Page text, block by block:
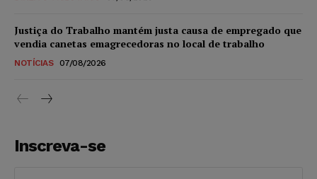
Justiça do Trabalho mantém justa causa de empregado que
vendia canetas emagrecedoras no local de trabalho
NOTÍCIAS 07/08/2026
Inscreva-se